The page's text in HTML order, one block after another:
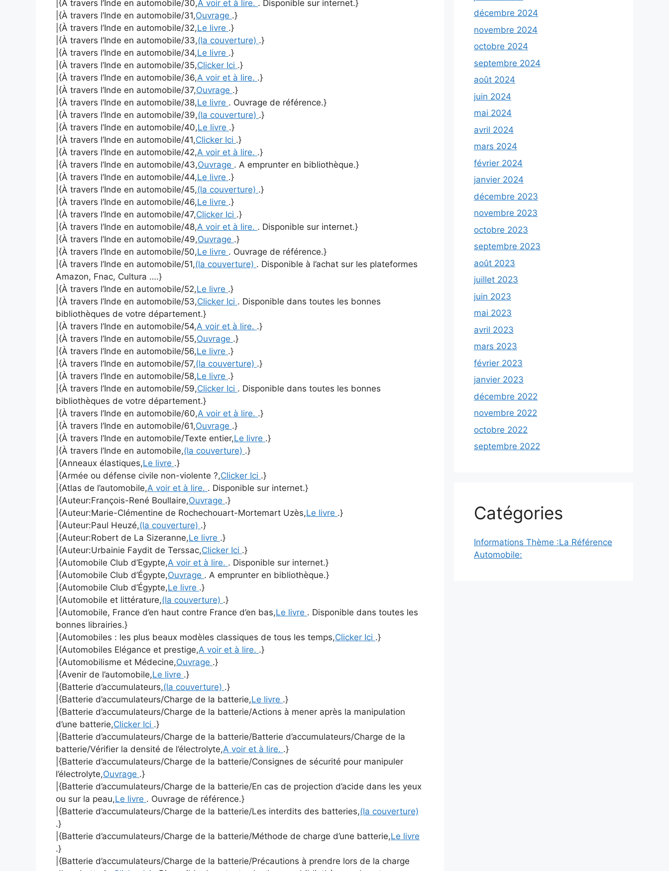
|{À travers l’Inde en automobile/30,A voir et à lire. . Disponible sur internet.}
|{À travers l’Inde en automobile/31,Ouvrage .}
|{À travers l’Inde en automobile/32,Le livre .}
|{À travers l’Inde en automobile/33,(la couverture) .}
|{À travers l’Inde en automobile/34,Le livre .}
|{À travers l’Inde en automobile/35,Clicker Ici .}
|{À travers l’Inde en automobile/36,A voir et à lire. .}
|{À travers l’Inde en automobile/37,Ouvrage .}
|{À travers l’Inde en automobile/38,Le livre . Ouvrage de référence.}
|{À travers l’Inde en automobile/39,(la couverture) .}
|{À travers l’Inde en automobile/40,Le livre .}
|{À travers l’Inde en automobile/41,Clicker Ici .}
|{À travers l’Inde en automobile/42,A voir et à lire. .}
|{À travers l’Inde en automobile/43,Ouvrage . A emprunter en bibliothèque.}
|{À travers l’Inde en automobile/44,Le livre .}
|{À travers l’Inde en automobile/45,(la couverture) .}
|{À travers l’Inde en automobile/46,Le livre .}
|{À travers l’Inde en automobile/47,Clicker Ici .}
|{À travers l’Inde en automobile/48,A voir et à lire. . Disponible sur internet.}
|{À travers l’Inde en automobile/49,Ouvrage .}
|{À travers l’Inde en automobile/50,Le livre . Ouvrage de référence.}
|{À travers l’Inde en automobile/51,(la couverture) . Disponible à l’achat sur les plateformes
Amazon, Fnac, Cultura ….}
|{À travers l’Inde en automobile/52,Le livre .}
|{À travers l’Inde en automobile/53,Clicker Ici . Disponible dans toutes les bonnes
bibliothèques de votre département.}
|{À travers l’Inde en automobile/54,A voir et à lire. .}
|{À travers l’Inde en automobile/55,Ouvrage .}
|{À travers l’Inde en automobile/56,Le livre .}
|{À travers l’Inde en automobile/57,(la couverture) .}
|{À travers l’Inde en automobile/58,Le livre .}
|{À travers l’Inde en automobile/59,Clicker Ici . Disponible dans toutes les bonnes
bibliothèques de votre département.}
|{À travers l’Inde en automobile/60,A voir et à lire. .}
|{À travers l’Inde en automobile/61,Ouvrage .}
|{À travers l’Inde en automobile/Texte entier,Le livre .}
|{À travers l’Inde en automobile,(la couverture) .}
|{Anneaux élastiques,Le livre .}
|{Armée ou défense civile non-violente ?,Clicker Ici .}
|{Atlas de l’automobile,A voir et à lire. . Disponible sur internet.}
|{Auteur:François-René Boullaire,Ouvrage .}
|{Auteur:Marie-Clémentine de Rochechouart-Mortemart Uzès,Le livre .}
|{Auteur:Paul Heuzé,(la couverture) .}
|{Auteur:Robert de La Sizeranne,Le livre .}
|{Auteur:Urbainie Faydit de Terssac,Clicker Ici .}
|{Automobile Club d’Egypte,A voir et à lire. . Disponible sur internet.}
|{Automobile Club d’Égypte,Ouvrage . A emprunter en bibliothèque.}
|{Automobile Club d’Égypte,Le livre .}
|{Automobile et littérature,(la couverture) .}
|{Automobile, France d’en haut contre France d’en bas,Le livre . Disponible dans toutes les
bonnes librairies.}
|{Automobiles : les plus beaux modèles classiques de tous les temps,Clicker Ici .}
|{Automobiles Elégance et prestige,A voir et à lire. .}
|{Automobilisme et Médecine,Ouvrage .}
|{Avenir de l’automobile,Le livre .}
|{Batterie d’accumulateurs,(la couverture) .}
|{Batterie d’accumulateurs/Charge de la batterie,Le livre .}
|{Batterie d’accumulateurs/Charge de la batterie/Actions à mener après la manipulation
d’une batterie,Clicker Ici .}
|{Batterie d’accumulateurs/Charge de la batterie/Batterie d’accumulateurs/Charge de la
batterie/Vérifier la densité de l’électrolyte,A voir et à lire. .}
|{Batterie d’accumulateurs/Charge de la batterie/Consignes de sécurité pour manipuler
l’électrolyte,Ouvrage .}
|{Batterie d’accumulateurs/Charge de la batterie/En cas de projection d’acide dans les yeux
ou sur la peau,Le livre . Ouvrage de référence.}
|{Batterie d’accumulateurs/Charge de la batterie/Les interdits des batteries,(la couverture)
.}
|{Batterie d’accumulateurs/Charge de la batterie/Méthode de charge d’une batterie,Le livre
.}
|{Batterie d’accumulateurs/Charge de la batterie/Précautions à prendre lors de la charge
décembre 2024
novembre 2024
octobre 2024
septembre 2024
août 2024
juin 2024
mai 2024
avril 2024
mars 2024
février 2024
janvier 2024
décembre 2023
novembre 2023
octobre 2023
septembre 2023
août 2023
juillet 2023
juin 2023
mai 2023
avril 2023
mars 2023
février 2023
janvier 2023
décembre 2022
novembre 2022
octobre 2022
septembre 2022
Catégories
Informations Thème :La Référence
Automobile: